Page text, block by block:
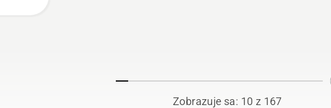
Zobrazuje sa: 10 z 167